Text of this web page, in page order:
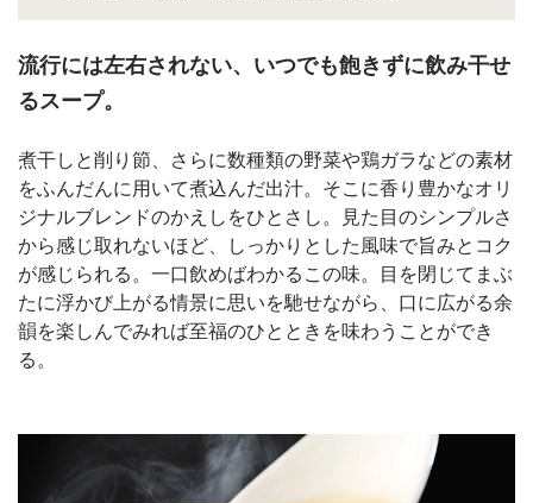
流行には左右されない、いつでも飽きずに飲み干せ
るスープ。
煮干しと削り節、さらに数種類の野菜や鶏ガラなどの素材
をふんだんに用いて煮込んだ出汁。そこに香り豊かなオリ
ジナルブレンドのかえしをひとさし。見た目のシンプルさ
から感じ取れないほど、しっかりとした風味で旨みとコク
が感じられる。一口飲めばわかるこの味。目を閉じてまぶ
たに浮かび上がる情景に思いを馳せながら、口に広がる余
韻を楽しんでみれば至福のひとときを味わうことができ
る。